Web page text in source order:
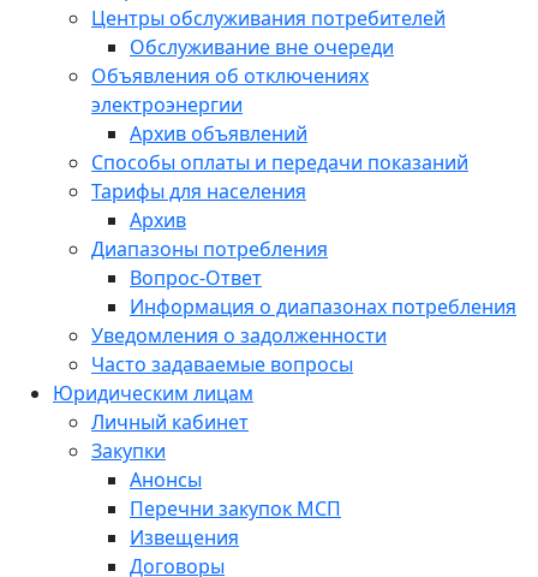
Центры обслуживания потребителей
Обслуживание вне очереди
Объявления об отключениях
электроэнергии
Архив объявлений
Способы оплаты и передачи показаний
Тарифы для населения
Архив
Диапазоны потребления
Вопрос-Ответ
Информация о диапазонах потребления
Уведомления о задолженности
Часто задаваемые вопросы
Юридическим лицам
Личный кабинет
Закупки
Анонсы
Перечни закупок МСП
Извещения
Договоры